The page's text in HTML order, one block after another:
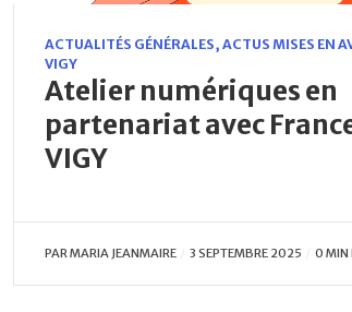
ACTUALITÉS GÉNÉRALES, ACTUS MISES EN
VIGY
Atelier numériques en
partenariat avec
VIGY
PAR MARIA JEANMAIRE 3 SEPTEMBRE 2025 0 MIN